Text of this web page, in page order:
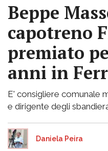
Beppe
capotreno
premiato
anni in
E' consigliere comunale
e dirigente degli
Daniela Peira